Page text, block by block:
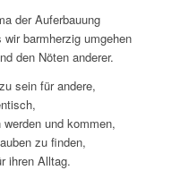
der Auferbauung
barmherzig umgehen
den Nöten anderer.
sein für andere,
und kommen,
zu finden,
ihren Alltag.